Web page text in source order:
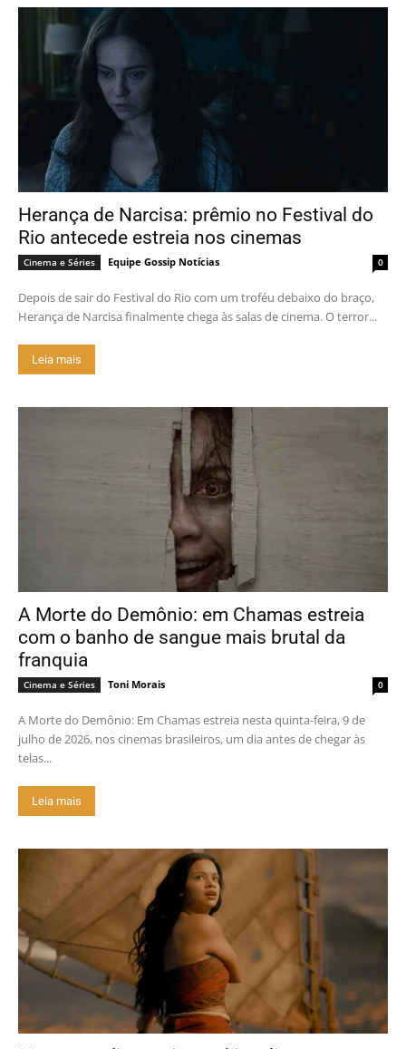
Herança de Narcisa: prêmio no Festival do
Rio antecede estreia nos cinemas
Cinema e Séries Equipe Gossip Notícias 0
Depois de sair do Festival do Rio com um troféu debaixo do braço,
Herança de Narcisa finalmente chega às salas de cinema. O terror...
Leia mais
A Morte do Demônio: em Chamas estreia
com o banho de sangue mais brutal da
franquia
Cinema e Séries Toni Morais 0
A Morte do Demônio: Em Chamas estreia nesta quinta-feira, 9 de
julho de 2026, nos cinemas brasileiros, um dia antes de chegar às
telas...
Leia mais